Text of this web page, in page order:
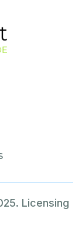
Licensing